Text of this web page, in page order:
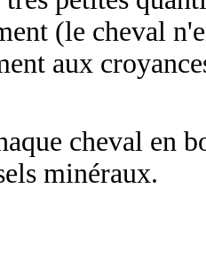
(le cheval
aux
cheval en
minéraux.